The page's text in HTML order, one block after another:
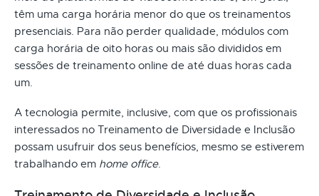
têm uma carga horária menor do que os treinamentos
presenciais. Para não perder qualidade, módulos com
carga horária de oito horas ou mais são divididos em
sessões de treinamento online de até duas horas cada
um.
A tecnologia permite, inclusive, com que os profissionais
interessados no Treinamento de Diversidade e Inclusão
possam usufruir dos seus benefícios, mesmo se estiverem
trabalhando em home office.